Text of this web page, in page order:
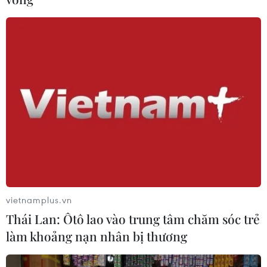
Trung Quốc thử nghiệm tuyến tàu
cao tốc xuyên vùng đất đóng băng
Trung Quốc vận hành giàn phát điện
gió nổi đầu tiên chịu được bão cấp 17
phóng ít nhất 1 tên lửa đạn đạo tầm
06/08/2026 09:41
vietnamplus.vn
Thái Lan: Ôtô lao vào trung tâm chăm sóc trẻ
làm khoảng nạn nhân bị thương